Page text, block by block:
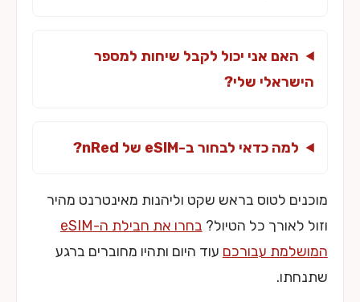
האם אני יכול לקבל שיחות למספר
הישראלי שלי?
למה כדאי לבחור ב-eSIM של nRed?
מוכנים לטוס בראש שקט וליהנות מאינטרנט מהיר
וזול לאורך כל הטיול?
בחרו את חבילת ה-eSIM
המושלמת עבורכם עוד היום ותהיו מחוברים ברגע
שתנחתו.